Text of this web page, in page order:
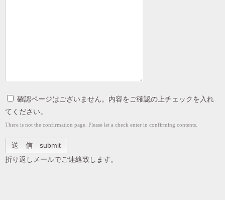
確認ページはございません。内容をご確認の上チェックを入れ
てください。
There is not the confirmation page. Please let a check enter in confirming contents.
折り返しメールでご連絡致します。